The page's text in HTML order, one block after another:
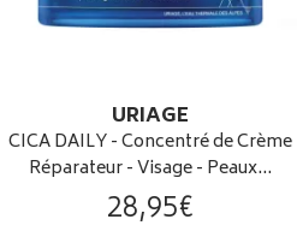
URIAGE
CICA DAILY - Concentré de Crème
Réparateur - Visage - Peaux…
28,95€